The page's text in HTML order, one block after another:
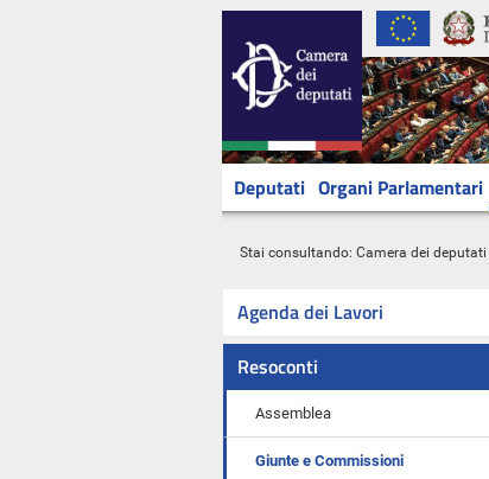
Deputati Organi Parlamentari
Stai consultando: Camera dei deputati
Agenda dei Lavori
Resoconti
Assemblea
Giunte e Commissioni